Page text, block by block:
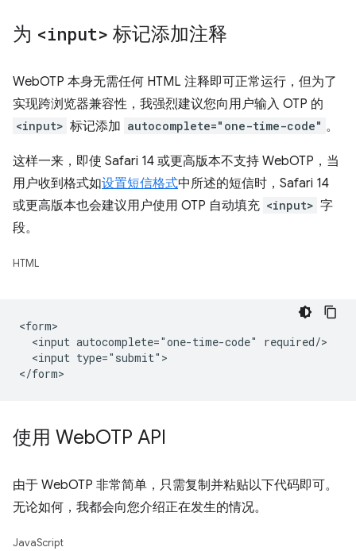
为 <input> 标记添加注释
WebOTP 本身无需任何 HTML 注释即可正常运行，但为了
实现跨浏览器兼容性，我强烈建议您向用户输入 OTP 的
<input> 标记添加 autocomplete="one-time-code" 。
这样一来，即使 Safari 14 或更高版本不支持 WebOTP，当
用户收到格式如设置短信格式中所述的短信时，Safari 14
或更高版本也会建议用户使用 OTP 自动填充 <input> 字
段。
HTML
<form>
  <input autocomplete="one-time-code" required/>
  <input type="submit">
使用 WebOTP API
由于 WebOTP 非常简单，只需复制并粘贴以下代码即可。
无论如何，我都会向您介绍正在发生的情况。
JavaScript